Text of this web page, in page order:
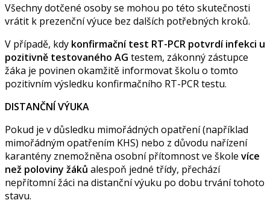
Všechny dotčené osoby se mohou po této skutečnosti
vrátit k prezenční výuce bez dalších potřebných kroků.
V případě, kdy konfirmační test RT-PCR potvrdí infekci u
pozitivně testovaného AG testem, zákonný zástupce
žáka je povinen okamžitě informovat školu o tomto
pozitivním výsledku konfirmačního RT-PCR testu.
DISTANČNÍ VÝUKA
Pokud je v důsledku mimořádných opatření (například
mimořádným opatřením KHS) nebo z důvodu nařízení
karantény znemožněna osobní přítomnost ve škole více
než poloviny žáků alespoň jedné třídy, přechází
nepřítomní žáci na distanční výuku po dobu trvání tohoto
stavu.